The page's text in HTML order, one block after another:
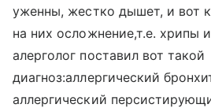
уженны, жестко дышет, и вот
на них осложнение,т.е. хрипы
алерголог поставил вот такой
диагноз:аллергический
аллергический